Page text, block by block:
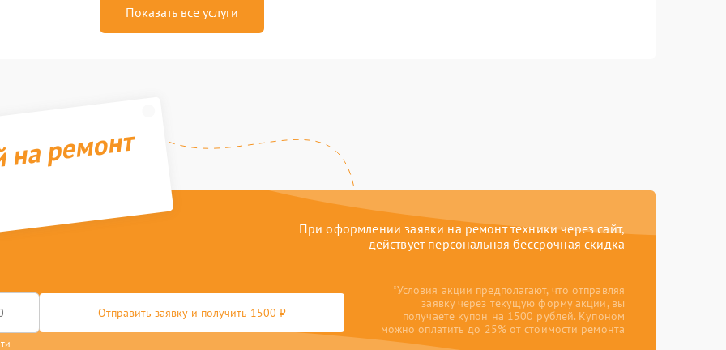
Показать все услуги
ремонт
При оформлении заявки на ремонт техники через сайт,
действует персональная бессрочная скидка
Отправить заявку и получить 1500 ₽
*Условия акции предполагают, что отправляя
заявку через текущую форму акции, вы
получаете купон на 1500 рублей. Купоном
можно оплатить до 25% от стоимости ремонта